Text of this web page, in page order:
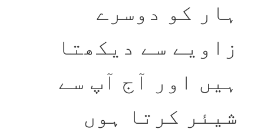
ہار کو دوسرے
زاویے سے دیکھتا
ہیں اور آج آپ سے
شیئر کرتا ہوں